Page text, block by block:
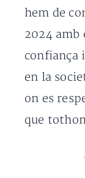
hem de
2024 amb
confiança
en la
on es
que